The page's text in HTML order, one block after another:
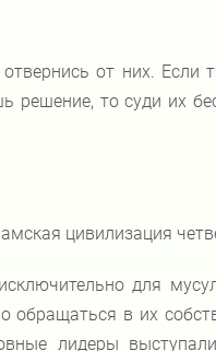
от них. Если
то суди их
цивилизация
для
обращаться в их
лидеры